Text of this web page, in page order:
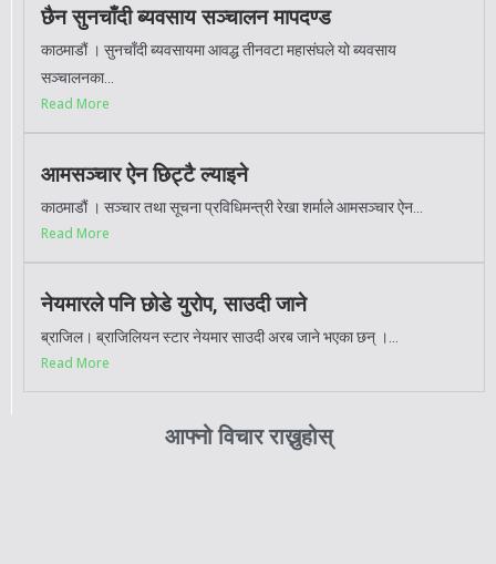
छैन सुनचाँदी ब्यवसाय सञ्चालन मापदण्ड
काठमाडौं । सुनचाँदी ब्यवसायमा आवद्ध तीनवटा महासंघले यो ब्यवसाय
सञ्चालनका...
Read More
आमसञ्चार ऐन छिट्टै ल्याइने
काठमाडौं । सञ्चार तथा सूचना प्रविधिमन्त्री रेखा शर्माले आमसञ्चार ऐन...
Read More
नेयमारले पनि छोडे युरोप, साउदी जाने
ब्राजिल। ब्राजिलियन स्टार नेयमार साउदी अरब जाने भएका छन् ।...
Read More
आफ्नो विचार राख्नुहोस्